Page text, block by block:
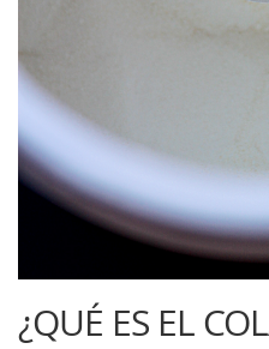
¿QUÉ ES EL